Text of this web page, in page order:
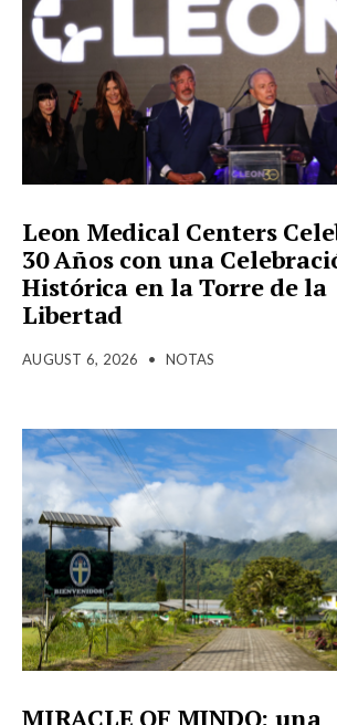
Leon Medical Centers
30 Años con una
Histórica en la Torre de la
Libertad
AUGUST 6, 2026 • NOTAS
MIRACLE OF MINDO: una